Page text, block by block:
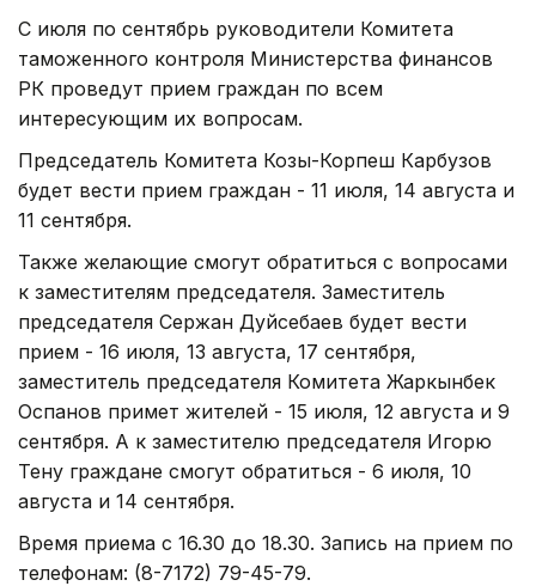
С июля по сентябрь руководители Комитета
таможенного контроля Министерства финансов
РК проведут прием граждан по всем
интересующим их вопросам.
Председатель Комитета Козы-Корпеш Карбузов
будет вести прием граждан - 11 июля, 14 августа и
11 сентября.
Также желающие смогут обратиться с вопросами
к заместителям председателя. Заместитель
председателя Сержан Дуйсебаев будет вести
прием - 16 июля, 13 августа, 17 сентября,
заместитель председателя Комитета Жаркынбек
Оспанов примет жителей - 15 июля, 12 августа и 9
сентября. А к заместителю председателя Игорю
Тену граждане смогут обратиться - 6 июля, 10
августа и 14 сентября.
Время приема с 16.30 до 18.30. Запись на прием по
телефонам: (8-7172) 79-45-79.